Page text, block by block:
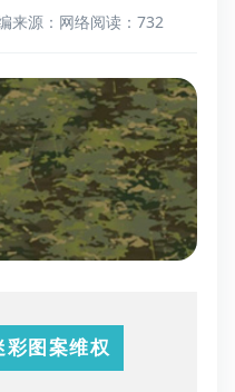
来源：网络阅读：732
图案维权